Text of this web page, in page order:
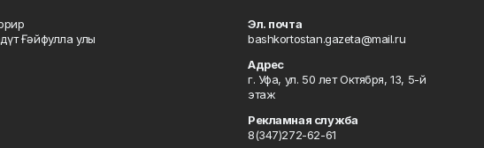
Ғәйфулла улы
Эл. почта
bashkortostan.gazeta@mail.ru
Адрес
г. Уфа, ул. 50 лет Октября, 13, 5-й
этаж
Рекламная служба
8(347)272-62-61